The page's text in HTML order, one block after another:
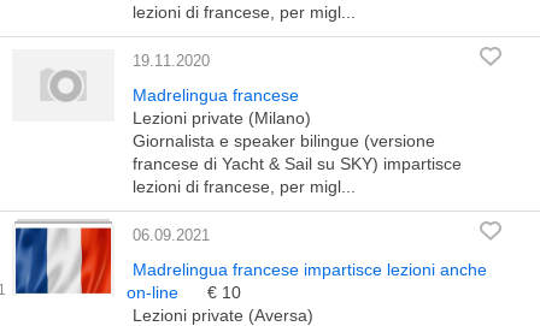
lezioni di francese, per migl...
19.11.2020
Madrelingua francese
Lezioni private (Milano)
Giornalista e speaker bilingue (versione
francese di Yacht & Sail su SKY) impartisce
lezioni di francese, per migl...
06.09.2021
Madrelingua francese impartisce lezioni anche
on-line
€ 10
Lezioni private (Aversa)